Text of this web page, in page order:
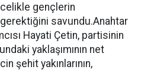
gençlerin
savundu.Anahtar
Hayati Çetin, partisinin
yaklaşımının net
şehit yakınlarının,